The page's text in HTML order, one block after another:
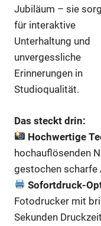
Jubiläum – sie
für interaktive
Unterhaltung und
unvergessliche
Erinnerungen in
Studioqualität.
Das steckt drin:
Hochwertige
hochauflösenden
gestochen scharfe
Sofortdruck-
Fotodrucker mit
Sekunden